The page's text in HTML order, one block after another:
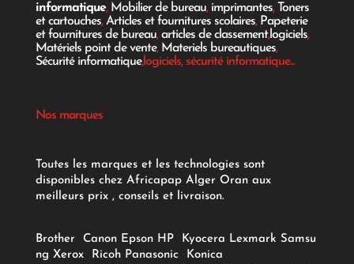
informatique, Mobilier de bureau, imprimantes, Toners
et cartouches,Articles et fournitures scolaires, Papeterie
et fournitures de bureau,articles de classement,logiciels,
Matériels point de vente, Materiels bureautiques,
Sécurité informatique,logiciels, sécurité informatique...
Nos marques
Toutes les marques et les technologies sont
disponibles chez Africapap Alger Oran aux
meilleurs prix , conseils et livraison.
Brother Canon Epson HP Kyocera Lexmark Samsu
ng Xerox Ricoh Panasonic
Konica